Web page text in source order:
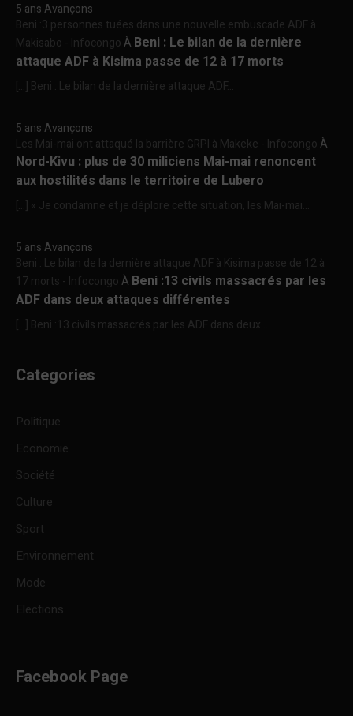
5 ans Avançons
Beni :3 personnes tuées dans une nouvelle embuscade ADF à
Makisabo - InfocongoÀ Beni : Le bilan de la dernière
attaque ADF à Kisima passe de 12 à 17 morts
[…] Beni : Le bilan de la dernière attaque ADF...
5 ans Avançons
Les Mai-mai ont attaqué la barrière GRPI à Makeke - InfocongoÀ
Nord-Kivu : plus de 30 miliciens Mai-mai renoncent
aux hostilités dans le territoire de Lubero
[…] « Je condamne et je déplore cette situation, les Mai-mai...
5 ans Avançons
Beni : Le bilan de la dernière attaque ADF à Kisima passe de 12 à
17 morts - InfocongoÀ Beni :13 civils massacrés par les
ADF dans deux attaques différentes
[…] Beni :13 civils massacrés par les ADF dans deux...
Categories
Politique
Economie
Société
Culture
Sport
Environnement
Mode
Elections
Facebook Page